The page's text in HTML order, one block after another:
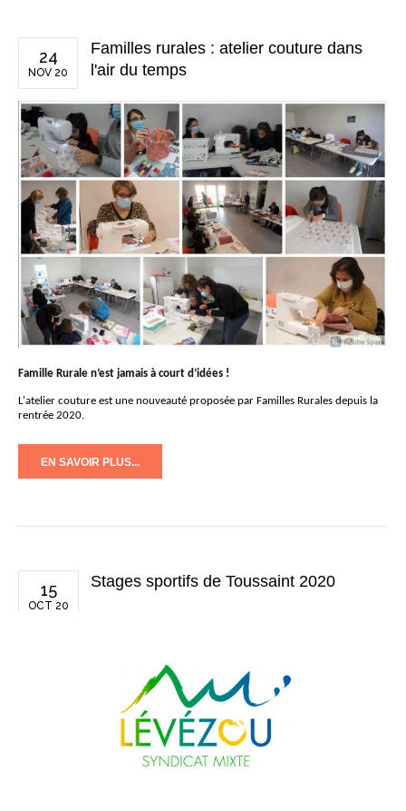
24
NOV 20
Familles rurales : atelier couture dans
l'air du temps
Famille Rurale n’est jamais à court d’idées !
L'atelier couture est une nouveauté proposée par Familles Rurales depuis la
rentrée 2020.
EN SAVOIR PLUS...
15
OCT 20
Stages sportifs de Toussaint 2020